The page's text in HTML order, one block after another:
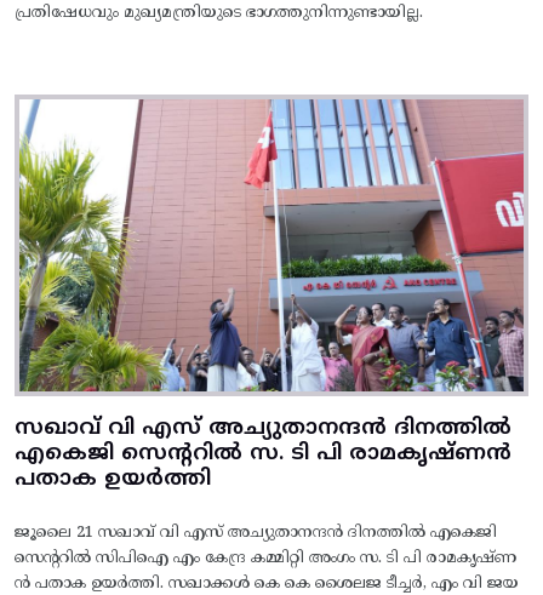
പ്രതിഷേധവും മുഖ്യമന്ത്രിയുടെ ഭാഗത്തുനിന്നുണ്ടായില്ല.
സഖാവ് വി എസ് അച്യുതാനന്ദൻ ദിനത്തിൽ
എകെജി സെന്ററിൽ സ. ടി പി രാമകൃഷ്‌ണൻ
പതാക ഉയർത്തി
ജൂലൈ 21 സഖാവ് വി എസ് അച്യുതാനന്ദൻ ദിനത്തിൽ എകെജി
സെന്ററിൽ സിപിഐ എം കേന്ദ്ര കമ്മിറ്റി അംഗം സ. ടി പി രാമകൃഷ്‌ണ
ൻ പതാക ഉയർത്തി. സഖാക്കൾ കെ കെ ശൈലജ ടീച്ചർ, എം വി ജയ